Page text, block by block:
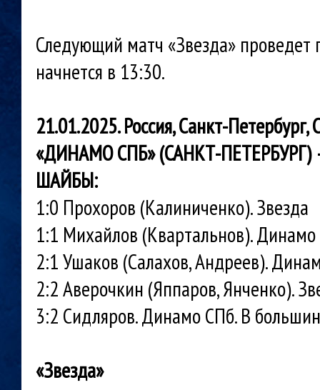
Следующий матч «Звезда» проведет
начнется в 13:30.
21.01.2025. Россия,Санкт-Петербург,
«ДИНАМО СПБ» (САНКТ-ПЕТЕРБУРГ)
ШАЙБЫ:
1:0 Прохоров (Калиниченко). Звезда
1:1 Михайлов (Квартальнов).
2:1 Ушаков (Салахов, Андреев).
2:2 Аверочкин (Яппаров, Янченко).
3:2 Сидляров. Динамо СПб. В
«Звезда»